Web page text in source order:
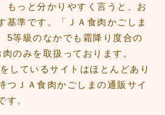
もっと分かりやすく言うと、お
基準です。「ＪＡ食肉かごしま
5等級のなかでも霜降り度合の
のみを取扱っております。
しているサイトはほとんどあり
つＪＡ食肉かごしまの通販サイ
す。